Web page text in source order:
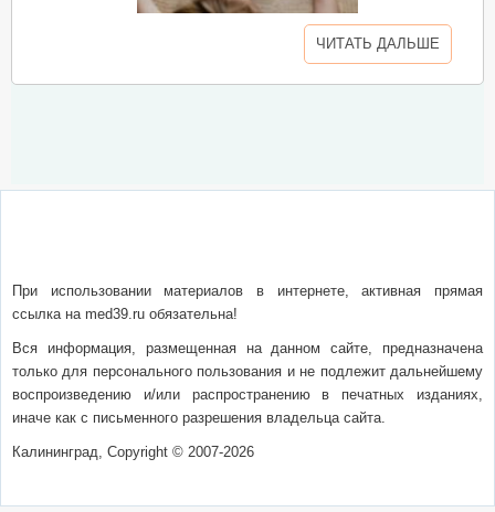
ЧИТАТЬ ДАЛЬШЕ
При использовании материалов в интернете, активная прямая
ссылка на med39.ru обязательна!
Вся информация, размещенная на данном сайте, предназначена
только для персонального пользования и не подлежит дальнейшему
воспроизведению и/или распространению в печатных изданиях,
иначе как с письменного разрешения владельца сайта.
Калининград, Copyright © 2007-2026